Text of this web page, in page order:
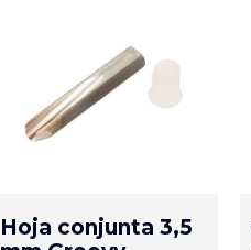
Hoja conjunta 3,5